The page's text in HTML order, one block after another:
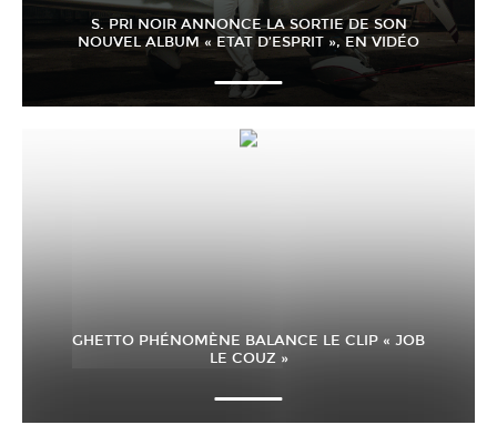
S. PRI NOIR ANNONCE LA SORTIE DE SON
NOUVEL ALBUM « ETAT D’ESPRIT », EN VIDÉO
GHETTO PHÉNOMÈNE BALANCE LE CLIP « JOB
LE COUZ »